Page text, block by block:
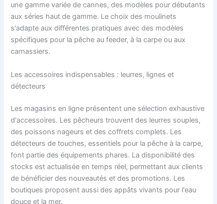
une gamme variée de cannes, des modèles pour débutants
aux séries haut de gamme. Le choix des moulinets
s'adapte aux différentes pratiques avec des modèles
spécifiques pour la pêche au feeder, à la carpe ou aux
carnassiers.
Les accessoires indispensables : leurres, lignes et
détecteurs
Les magasins en ligne présentent une sélection exhaustive
d'accessoires. Les pêcheurs trouvent des leurres souples,
des poissons nageurs et des coffrets complets. Les
détecteurs de touches, essentiels pour la pêche à la carpe,
font partie des équipements phares. La disponibilité des
stocks est actualisée en temps réel, permettant aux clients
de bénéficier des nouveautés et des promotions. Les
boutiques proposent aussi des appâts vivants pour l'eau
douce et la mer.